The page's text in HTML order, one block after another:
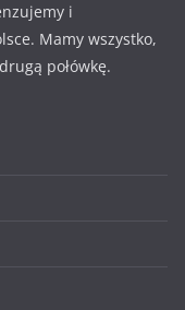
i
Mamy wszystko,
połówkę.